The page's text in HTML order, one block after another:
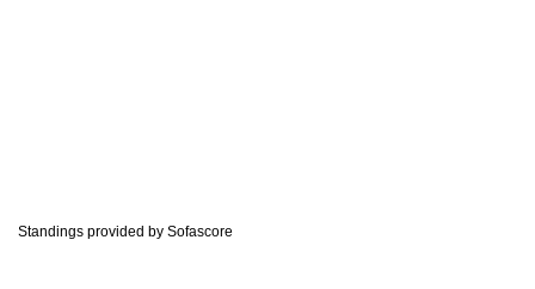
Standings provided by Sofascore